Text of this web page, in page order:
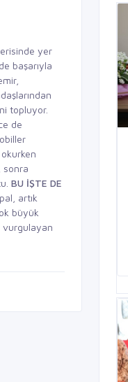
yer
başarıyla
topluyor.
de
sonra
BU İŞTE DE
artık
büyük
vurgulayan